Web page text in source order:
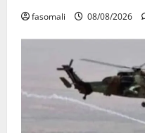
fasomali 08/08/2026